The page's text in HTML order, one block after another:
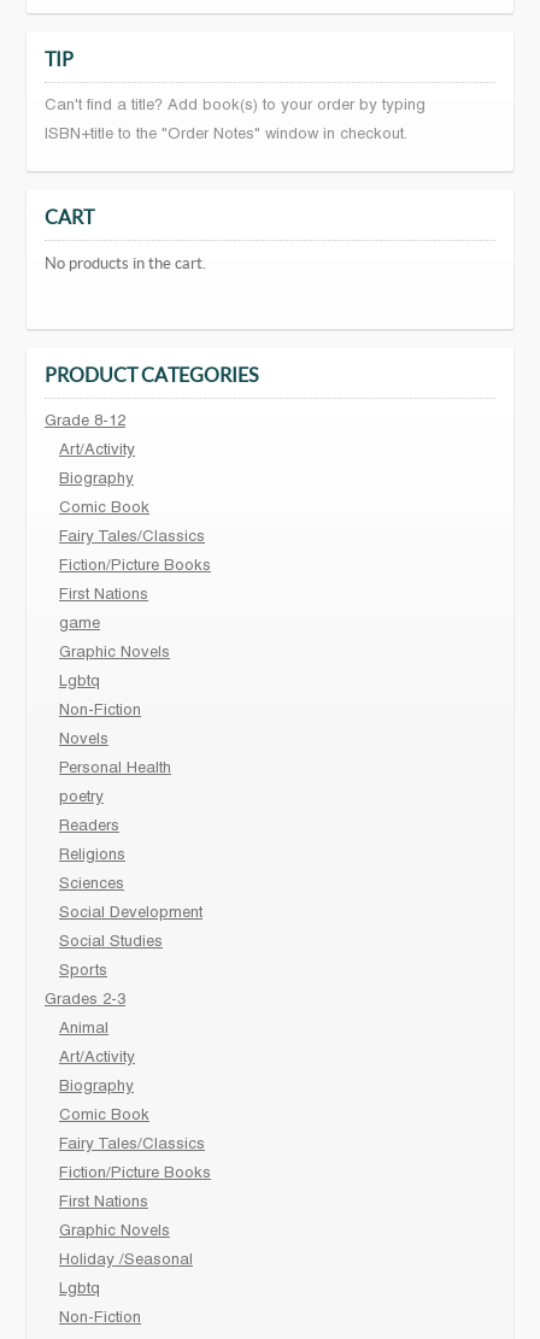
TIP
Can't find a title? Add book(s) to your order by typing
ISBN+title to the "Order Notes" window in checkout.
CART
No products in the cart.
PRODUCT CATEGORIES
Grade 8-12
Art/Activity
Biography
Comic Book
Fairy Tales/Classics
Fiction/Picture Books
First Nations
game
Graphic Novels
Lgbtq
Non-Fiction
Novels
Personal Health
poetry
Readers
Religions
Sciences
Social Development
Social Studies
Sports
Grades 2-3
Animal
Art/Activity
Biography
Comic Book
Fairy Tales/Classics
Fiction/Picture Books
First Nations
Graphic Novels
Holiday /Seasonal
Lgbtq
Non-Fiction